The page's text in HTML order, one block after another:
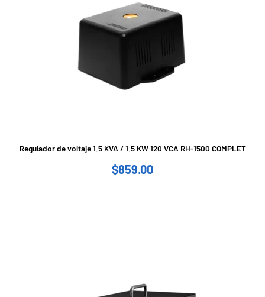
Regulador de voltaje 1.5 KVA / 1.5 KW 120 VCA RH-1500 COMPLET
$859.00